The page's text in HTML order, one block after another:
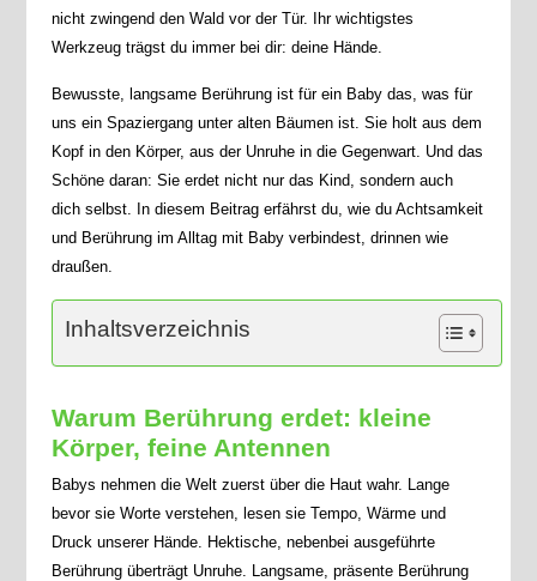
nicht zwingend den Wald vor der Tür. Ihr wichtigstes
Werkzeug trägst du immer bei dir: deine Hände.
Bewusste, langsame Berührung ist für ein Baby das, was für
uns ein Spaziergang unter alten Bäumen ist. Sie holt aus dem
Kopf in den Körper, aus der Unruhe in die Gegenwart. Und das
Schöne daran: Sie erdet nicht nur das Kind, sondern auch
dich selbst. In diesem Beitrag erfährst du, wie du Achtsamkeit
und Berührung im Alltag mit Baby verbindest, drinnen wie
draußen.
Inhaltsverzeichnis
Warum Berührung erdet: kleine
Körper, feine Antennen
Babys nehmen die Welt zuerst über die Haut wahr. Lange
bevor sie Worte verstehen, lesen sie Tempo, Wärme und
Druck unserer Hände. Hektische, nebenbei ausgeführte
Berührung überträgt Unruhe. Langsame, präsente Berührung